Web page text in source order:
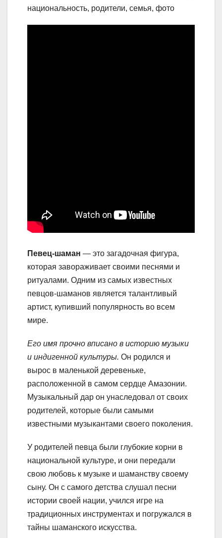
Певец-шаман — это загадочная фигура,
которая завораживает своими песнями и
ритуалами. Одним из самых известных
певцов-шаманов является талантливый
артист, купивший популярность во всем
мире.
Его имя прочно вписано в историю музыки
и индигенной культуры. Он родился и
вырос в маленькой деревеньке,
расположенной в самом сердце Амазонии.
Музыкальный дар он унаследовал от своих
родителей, которые были самыми
известными музыкантами своего поколения.
У родителей певца были глубокие корни в
национальной культуре, и они передали
свою любовь к музыке и шаманству своему
сыну. Он с самого детства слушал песни
истории своей нации, учился игре на
традиционных инструментах и погружался в
тайны шаманского искусства.